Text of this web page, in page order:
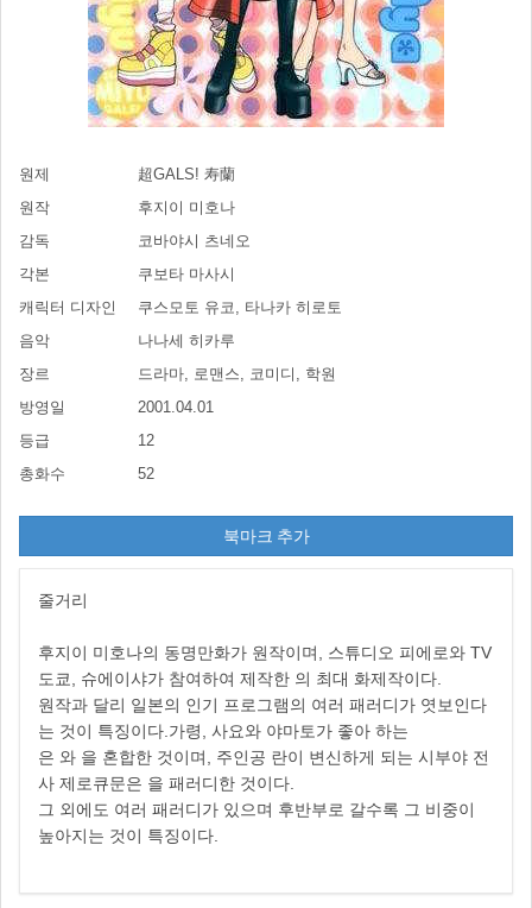
원제
超GALS! 寿蘭
원작
후지이 미호나
감독
코바야시 츠네오
각본
쿠보타 마사시
캐릭터 디자인
쿠스모토 유코, 타나카 히로토
음악
나나세 히카루
장르
드라마, 로맨스, 코미디, 학원
방영일
2001.04.01
등급
12
총화수
52
북마크 추가
줄거리
후지이 미호나의 동명만화가 원작이며, 스튜디오 피에로와 TV
도쿄, 슈에이샤가 참여하여 제작한 의 최대 화제작이다.
원작과 달리 일본의 인기 프로그램의 여러 패러디가 엿보인다
는 것이 특징이다.가령, 사요와 야마토가 좋아 하는
은 와 을 혼합한 것이며, 주인공 란이 변신하게 되는 시부야 전
사 제로큐문은 을 패러디한 것이다.
그 외에도 여러 패러디가 있으며 후반부로 갈수록 그 비중이
높아지는 것이 특징이다.